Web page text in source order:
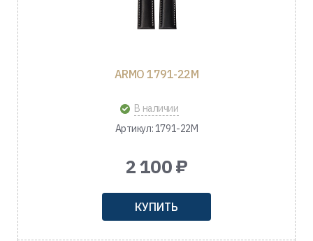
ARMO 1791-22M
В наличии
Артикул: 1791-22M
2 100 ₽
КУПИТЬ